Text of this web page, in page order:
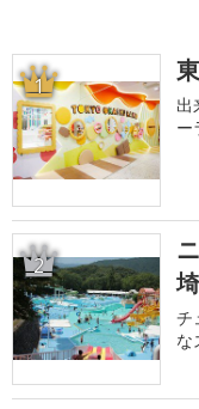
1
出
ー
2
チ
な